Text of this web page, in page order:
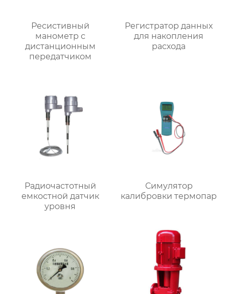
Ресистивный
манометр с
дистанционным
передатчиком
Регистратор данных
для накопления
расхода
Радиочастотный
емкостной датчик
уровня
Симулятор
калибровки термопар